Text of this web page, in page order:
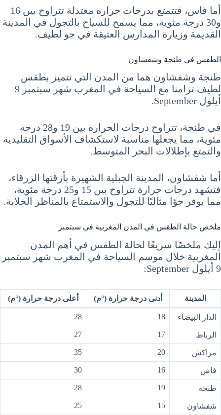
أما فاس، فتتمتع بدرجات حرارة معتدلة تتراوح بين 16
و30 درجة مئوية، مما يسمح للسياح بالتجول في المدينة
القديمة وزيارة المدارس العتيقة في جو لطيف.
الطقس في طنجة وشفشاون
طنجة وشفشاون هما من المدن التي تتميز بطقس
لطيف تزامنا مع السياحة في المغرب شهر سبتمبر 9
أيلول September.
في طنجة، تتراوح درجات الحرارة بين 19 و28 درجة
مئوية، مما يجعلها مناسبة لاستكشاف الأسواق التقليدية
والتمتع بإطلالات البحر المتوسط.
أما شفشاون، المدينة الجبلية الشهيرة بأزقتها الزرقاء،
فتشهد درجات حرارة تتراوح بين 15 و25 درجة مئوية،
مما يوفر جوًا مثاليًا للتجول والاستمتاع بالمناظر الخلابة.
ملخص حالة الطقس في المدن المغربية في سبتمبر
إليك ملخصًا سريعًا لحالة الطقس في أهم المدن
المغربية خلال موسم السياحة في المغرب شهر سبتمبر
9 أيلول September:
المدينة أدنى درجة حرارة (°م) أعلى درجة حرارة (°م)
الدار البيضاء 18
28
الرباط 17
27
مراكش 20
35
فاس 16
30
طنجة 19
28
شفشاون 15
25